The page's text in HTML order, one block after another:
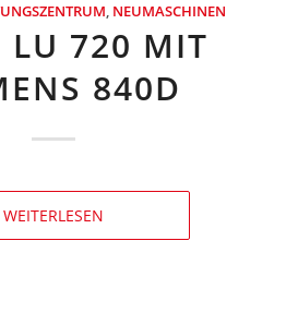
, NEUMASCHINEN
LU 720 MIT
840D
WEITERLESEN